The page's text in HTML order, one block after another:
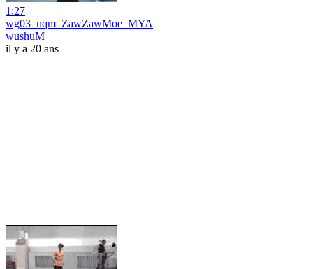
1:27
wg03_nqm_ZawZawMoe_MYA
wushuM
il y a 20 ans